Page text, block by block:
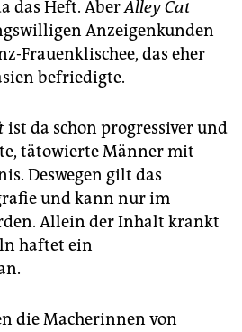
das Heft. AberAlley Cat
Anzeigenkunden
Frauenklischee, das eher
befriedigte.
ist da schon progressiver und
tätowierte Männer mit
Deswegen gilt das
und kann nur im
Allein der Inhalt krankt
haftet ein
die Macherinnen von